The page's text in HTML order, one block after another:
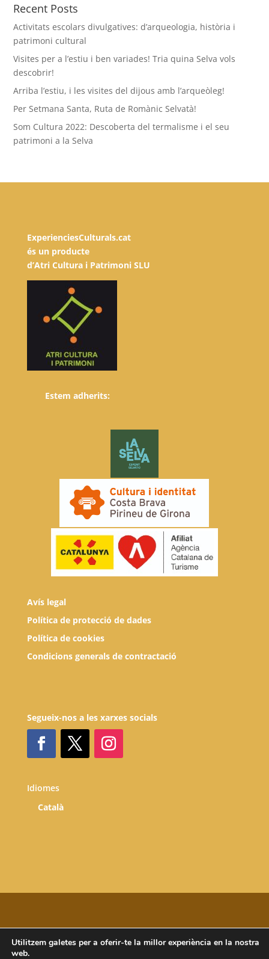
Recent Posts
Activitats escolars divulgatives: d’arqueologia, història i
patrimoni cultural
Visites per a l’estiu i ben variades! Tria quina Selva vols
descobrir!
Arriba l’estiu, i les visites del dijous amb l’arqueòleg!
Per Setmana Santa, Ruta de Romànic Selvatà!
Som Cultura 2022: Descoberta del termalisme i el seu
patrimoni a la Selva
ExperienciesCulturals.cat
és un producte
d’Atri Cultura i Patrimoni SLU
Estem adherits:
Avís legal
Política de protecció de dades
Política de cookies
Condicions generals de contractació
Segueix-nos a les xarxes socials
Idiomes
Català
Copyright © 2025 Atri Cultura i Patrimoni SLU. All
Utilitzem galetes per a oferir-te la millor experiència en la nostra
web.